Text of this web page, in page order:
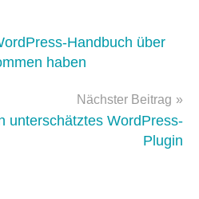
Handbuch über
haben
Nächster Beitrag
unterschätztes WordPress-
Plugin